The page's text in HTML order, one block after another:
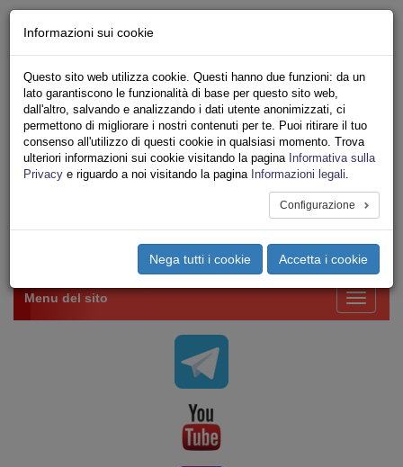
Iscriviti Online
Ricerca
Area Stampa
Privacy
VV.F.
UNIONE SINDACALE DI BASE SETTORE VIGILI
Toggle
Menu del sito
Informazioni sui cookie
Questo sito web utilizza cookie. Questi hanno due funzioni: da un
lato garantiscono le funzionalità di base per questo sito web,
dall'altro, salvando e analizzando i dati utente anonimizzati, ci
permettono di migliorare i nostri contenuti per te. Puoi ritirare il tuo
consenso all'utilizzo di questi cookie in qualsiasi momento. Trova
ulteriori informazioni sui cookie visitando la pagina Informativa sulla
Privacy e riguardo a noi visitando la pagina Informazioni legali.
Configurazione
Nega tutti i cookie Accetta i cookie